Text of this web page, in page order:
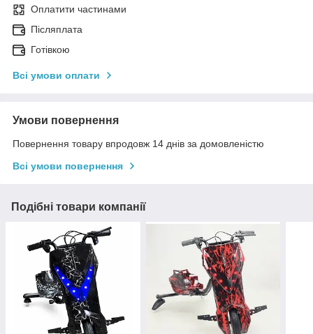
Оплатити частинами
Післяплата
Готівкою
Всі умови оплати
Умови повернення
Повернення товару впродовж 14 днів за домовленістю
Всі умови повернення
Подібні товари компанії